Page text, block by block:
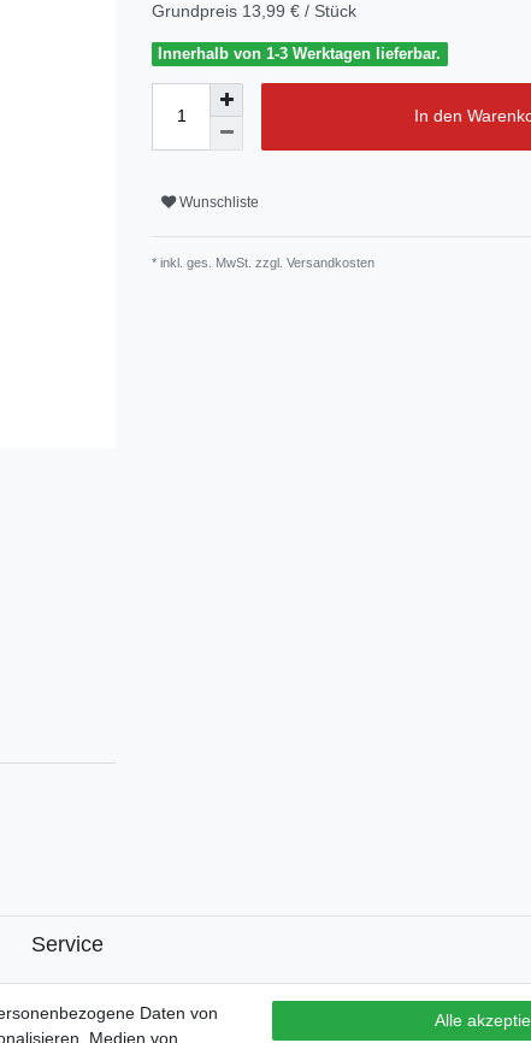
Grundpreis 13,99 € / Stück
Innerhalb von 1-3 Werktagen lieferbar.
In den
Wunschliste
* inkl. ges. MwSt. zzgl. Versandkosten
Service
Daten von
Medien von
Alle